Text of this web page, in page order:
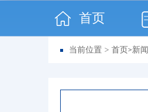
首页
当前位置 > 首页 >新闻